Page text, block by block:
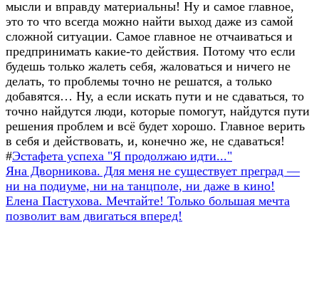
мысли и вправду материальны! Ну и самое главное,
это то что всегда можно найти выход даже из самой
сложной ситуации. Самое главное не отчаиваться и
предпринимать какие-то действия. Потому что если
будешь только жалеть себя, жаловаться и ничего не
делать, то проблемы точно не решатся, а только
добавятся… Ну, а если искать пути и не сдаваться, то
точно найдутся люди, которые помогут, найдутся пути
решения проблем и всё будет хорошо. Главное верить
в себя и действовать, и, конечно же, не сдаваться!
#Эстафета успеха "Я продолжаю идти..."
Навигация
по
записям
Предыдущая
запись:
Яна Дворникова. Для меня не существует преград —
ни на подиуме, ни на танцполе, ни даже в кино!
Следующая
запись:
Елена Пастухова. Мечтайте! Только большая мечта
позволит вам двигаться вперед!